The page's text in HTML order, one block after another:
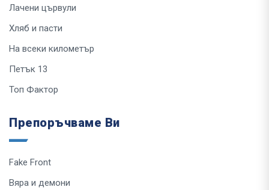
Лачени цървули
Хляб и пасти
На всеки километър
Петък 13
Топ Фактор
Препоръчваме Ви
Fake Front
Вяра и демони